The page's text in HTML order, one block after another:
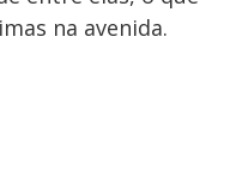
na avenida.